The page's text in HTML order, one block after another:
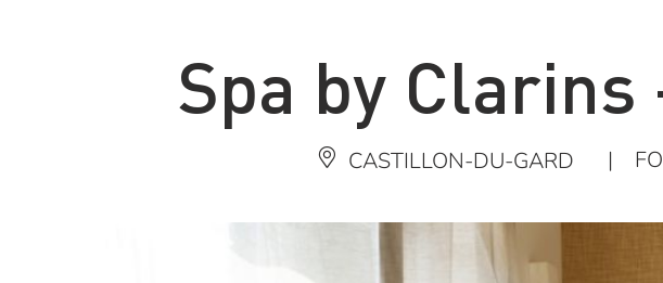
Spa by
CASTILLON-DU-GARD |